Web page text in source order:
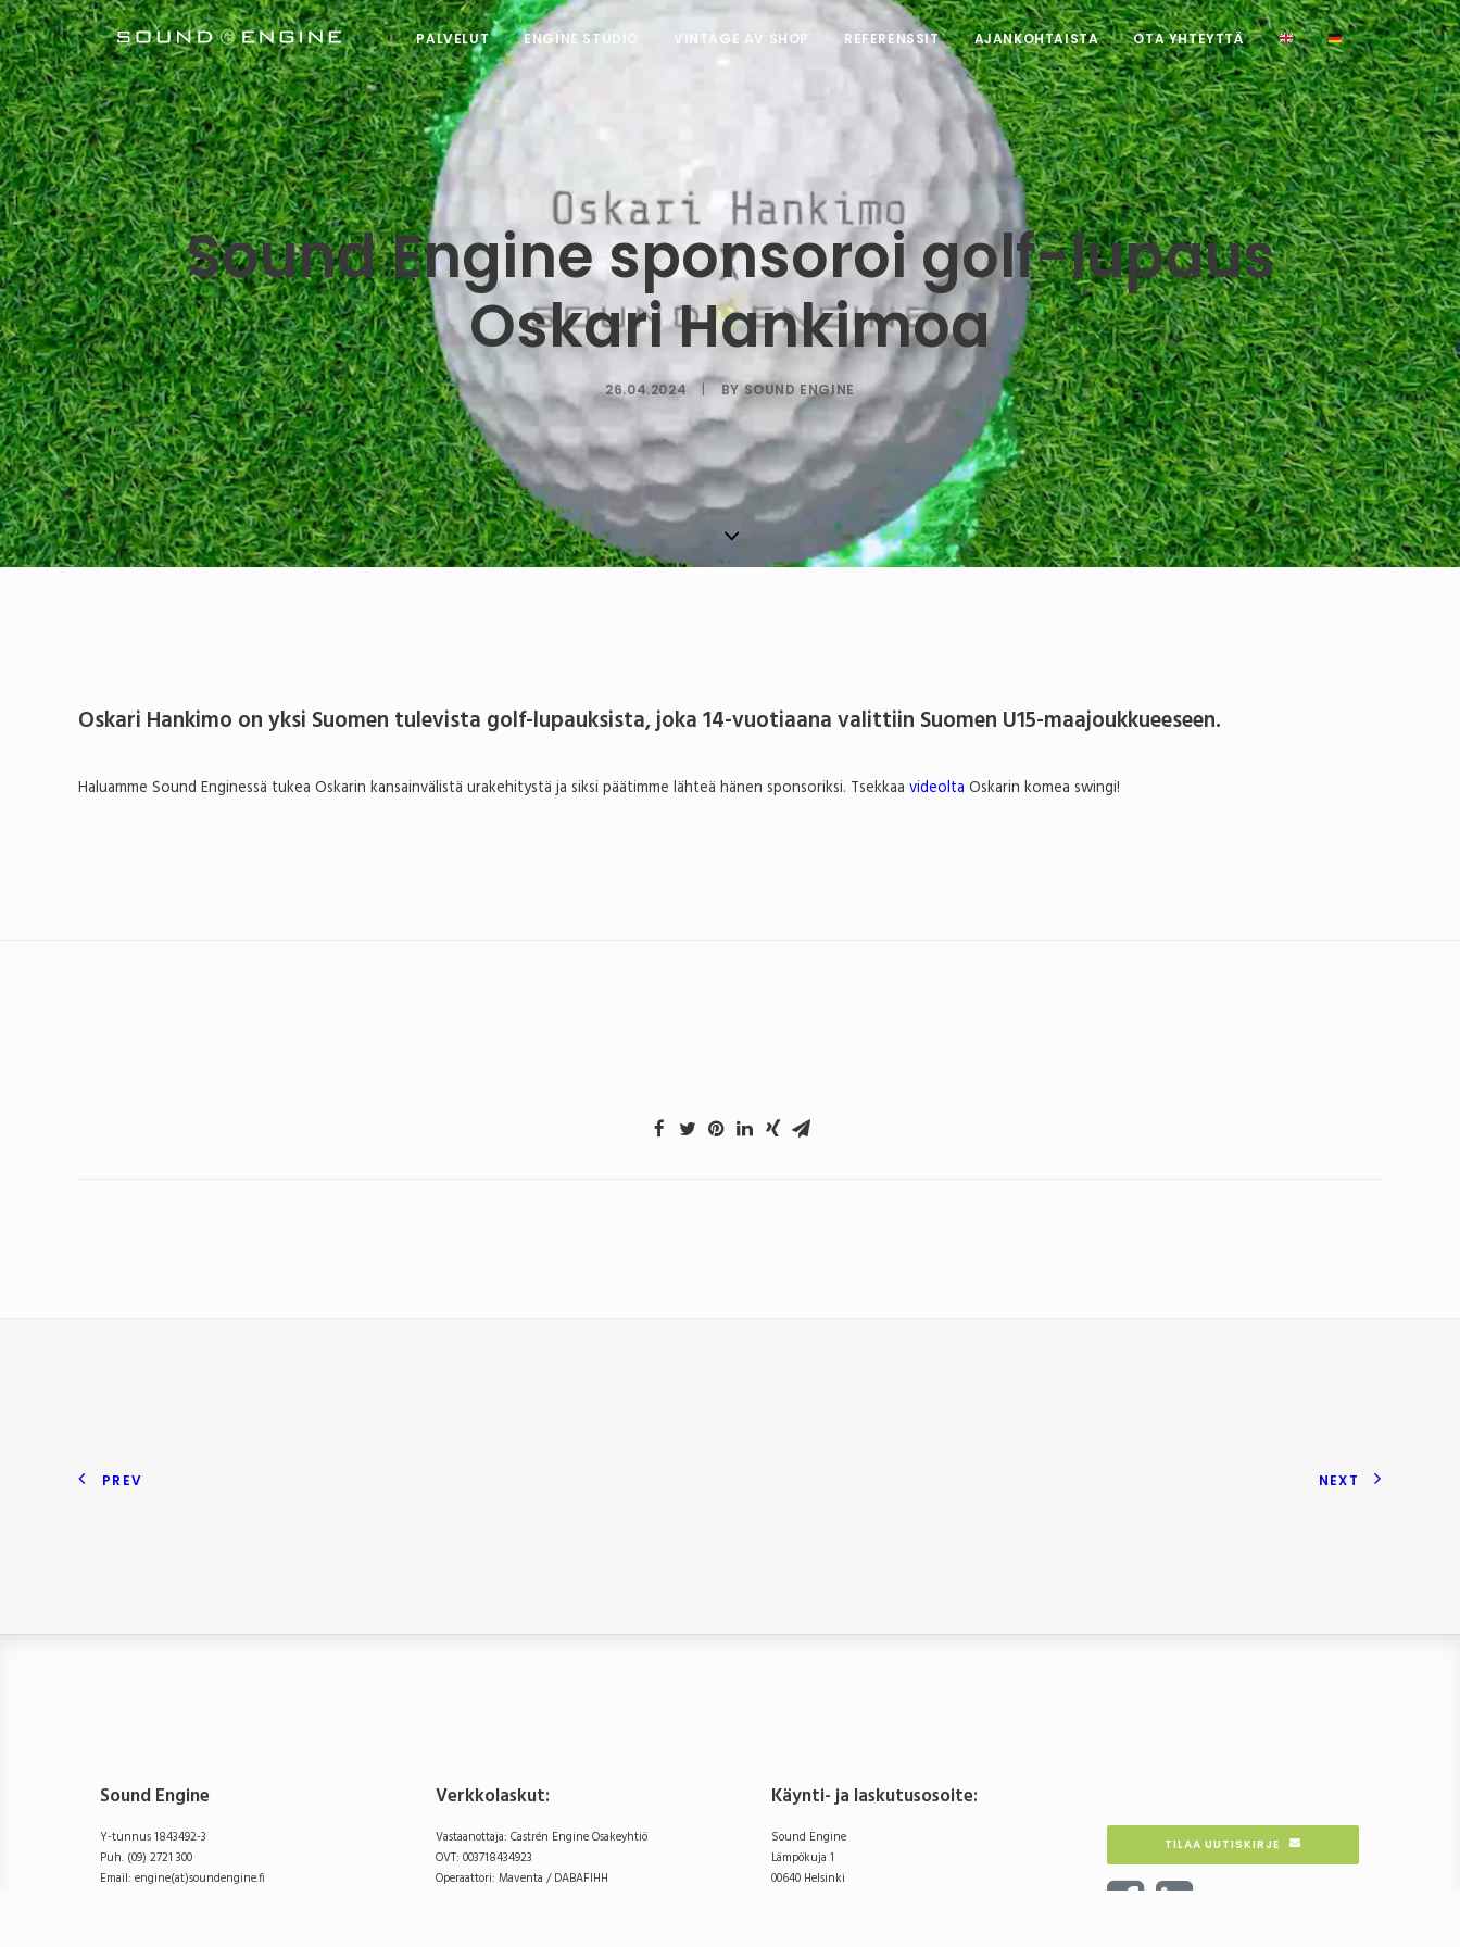
PALVELUT ENGINE STUDIO VINTAGE AV SHOP REFERENSSIT AJANKOHTAISTA OTA YHTEYTTÄ
Sound Engine sponsoroi golf-lupaus
Oskari Hankimoa
26.04.2024 | BYSOUND ENGINE
Oskari Hankimo on yksi Suomen tulevista golf-lupauksista, joka 14-vuotiaana valittiin Suomen U15-maajoukkueeseen.
Haluamme Sound Enginessä tukea Oskarin kansainvälistä urakehitystä ja siksi päätimme lähteä hänen sponsoriksi. Tsekkaa videolta Oskarin komea swingi!
PREV NEXT
Sound Engine
Y-tunnus 1843492-3
Puh. (09) 2721 300
Email: engine(at)soundengine.fi
Verkkolaskut:
Vastaanottaja: Castrén Engine Osakeyhtiö
OVT: 003718434923
Operaattori: Maventa / DABAFIHH
Käynti- ja laskutusosoite:
Sound Engine
Lämpökuja 1
00640 Helsinki
TILAA UUTISKIRJE